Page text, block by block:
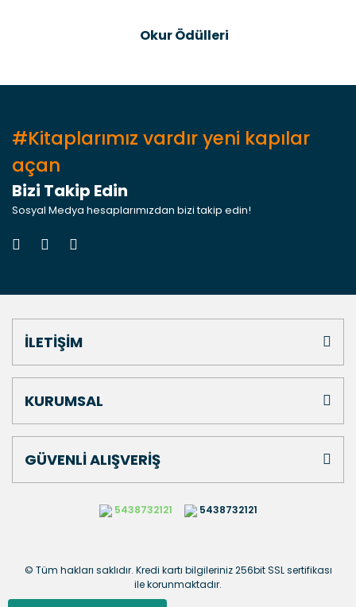
Okur Ödülleri
#Kitaplarımız vardır yeni kapılar
açan
Bizi Takip Edin
Sosyal Medya hesaplarımızdan bizi takip edin!
İLETİŞİM
KURUMSAL
GÜVENLİ ALIŞVERİŞ
5438732121 5438732121
© Tüm hakları saklıdır. Kredi kartı bilgileriniz 256bit SSL sertifikası
ile korunmaktadır.